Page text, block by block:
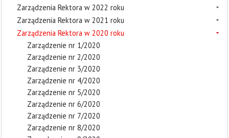
Zarządzenia Rektora w 2022 roku
Zarządzenia Rektora w 2021 roku
Zarządzenia Rektora w 2020 roku
Zarządzenie nr 1/2020
Zarządzenie nr 2/2020
Zarządzenie nr 3/2020
Zarządzenie nr 4/2020
Zarządzenie nr 5/2020
Zarządzenie nr 6/2020
Zarządzenie nr 7/2020
Zarządzenie nr 8/2020